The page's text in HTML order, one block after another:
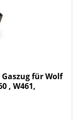
für Wolf
, W461,